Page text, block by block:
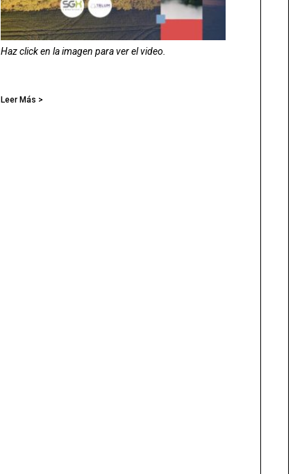
Haz click en la imagen para ver el video.
Leer Más >